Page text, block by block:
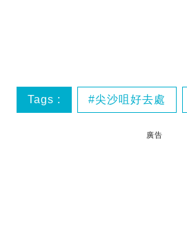
Tags : 尖沙咀好去處
廣告